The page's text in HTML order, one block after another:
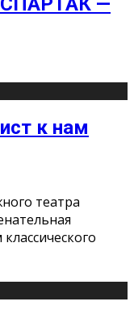
к нам
театра